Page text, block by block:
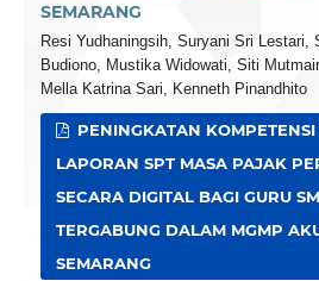
SEMARANG
Resi Yudhaningsih, Suryani Sri Lestari,
Budiono, Mustika Widowati, Siti
Mella Katrina Sari, Kenneth Pinandhito
PENINGKATAN
LAPORAN SPT MASA PAJAK
SECARA DIGITAL BAGI GURU
TERGABUNG DALAM MGMP
SEMARANG